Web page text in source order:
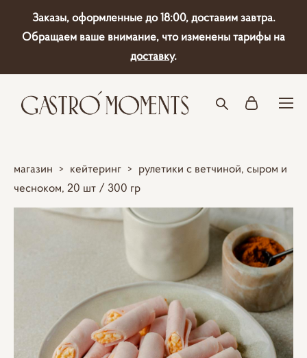
Заказы, оформленные до 18:00, доставим завтра.
Обращаем ваше внимание, что изменены тарифы на
доставку.
магазин > кейтеринг > рулетики с ветчиной, сыром и
чесноком, 20 шт / 300 гр